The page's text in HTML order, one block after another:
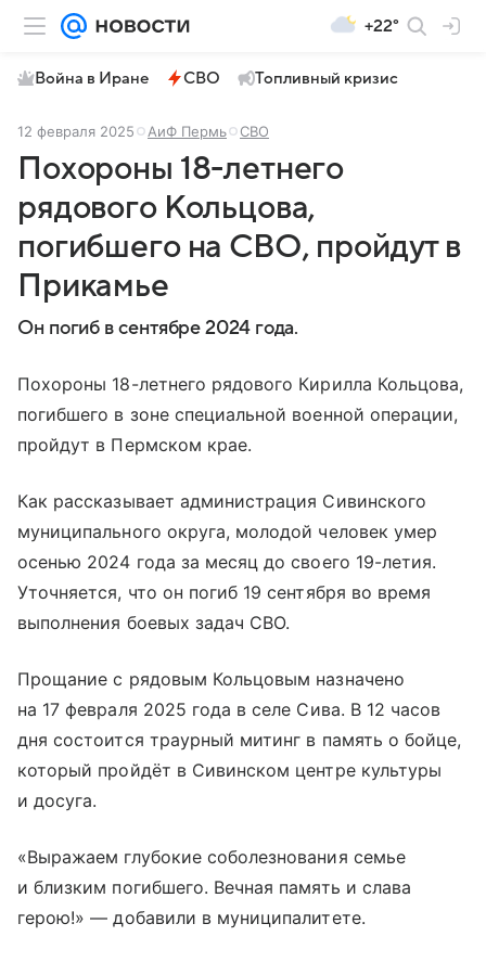
+22°
Война в Иране СВО Топливный кризис
12 февраля 2025 АиФ Пермь СВО
Похороны 18-летнего
рядового Кольцова,
погибшего на СВО, пройдут в
Прикамье
Он погиб в сентябре 2024 года.
Похороны 18-летнего рядового Кирилла Кольцова,
погибшего в зоне специальной военной операции,
пройдут в Пермском крае.
Как рассказывает администрация Сивинского
муниципального округа, молодой человек умер
осенью 2024 года за месяц до своего 19-летия.
Уточняется, что он погиб 19 сентября во время
выполнения боевых задач СВО.
Прощание с рядовым Кольцовым назначено
на 17 февраля 2025 года в селе Сива. В 12 часов
дня состоится траурный митинг в память о бойце,
который пройдёт в Сивинском центре культуры
и досуга.
«Выражаем глубокие соболезнования семье
и близким погибшего. Вечная память и слава
герою!» — добавили в муниципалитете.